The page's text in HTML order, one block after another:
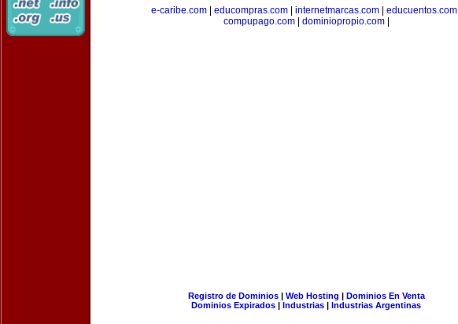
e-caribe.com| educompras.com| internetmarcas.com| educuentos.com|
compupago.com| dominiopropio.com|
Registro de Dominios| Web Hosting | Dominios En Venta
Dominios Expirados | Industrias | Industrias Argentinas